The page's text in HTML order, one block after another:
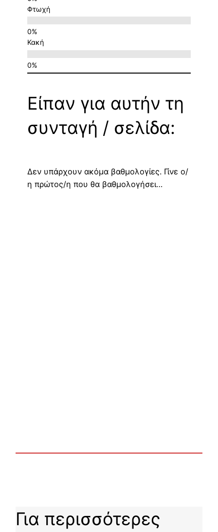
Φτωχή
Κακή
Είπαν για αυτήν τη
συνταγή / σελίδα:
Δεν υπάρχουν ακόμα βαθμολογίες. Γίνε ο/
η πρώτος/η που θα βαθμολογήσει…
Για περισσότερες